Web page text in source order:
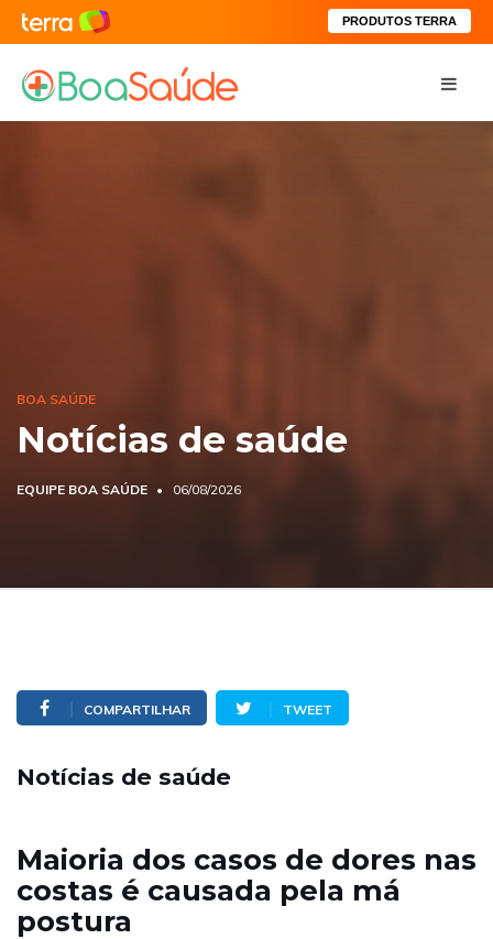
PRODUTOS TERRA
BOA SAÚDE
Notícias de saúde
EQUIPE BOA SAÚDE 06/08/2026
COMPARTILHAR TWEET
Notícias de saúde
Maioria dos casos de dores nas
costas é causada pela má
postura